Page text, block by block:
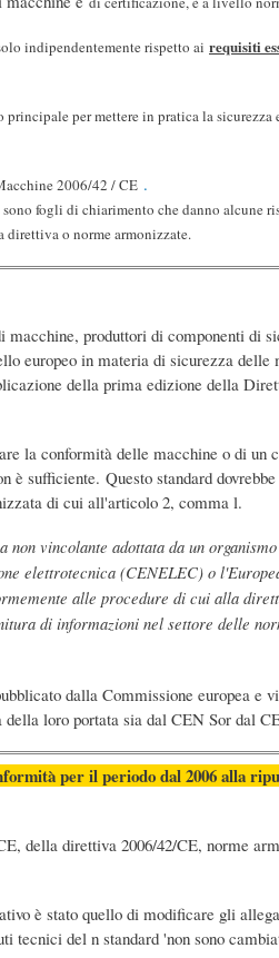
indipendentemente rispetto ai requisiti
per mettere in pratica la
2006/42 / CE .
sono fogli di chiarimento che danno alcune
o norme armonizzate.
produttori di componenti di
europeo in materia di sicurezza
della prima edizione della
la conformità delle macchine o di
è sufficiente. Questo standard
di cui all'articolo 2, comma l.
non vincolante adottata da un
elettrotecnica (CENELEC) o
alle procedure di cui alla
di informazioni nel settore delle
dalla Commissione europea e
della loro portata sia dal CEN Sor dal
per il periodo dal 2006 alla
della direttiva 2006/42/CE, norme
è stato quello di modificare gli
tecnici del n standard 'non sono